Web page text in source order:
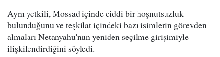
Aynı yetkili, Mossad içinde ciddi bir hoşnutsuzluk
bulunduğunu ve teşkilat içindeki bazı isimlerin görevden
almaları Netanyahu'nun yeniden seçilme girişimiyle
ilişkilendirdiğini söyledi.